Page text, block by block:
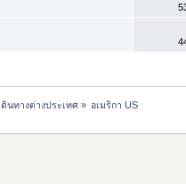
นทางต่างประเทศ » อเมริกา US